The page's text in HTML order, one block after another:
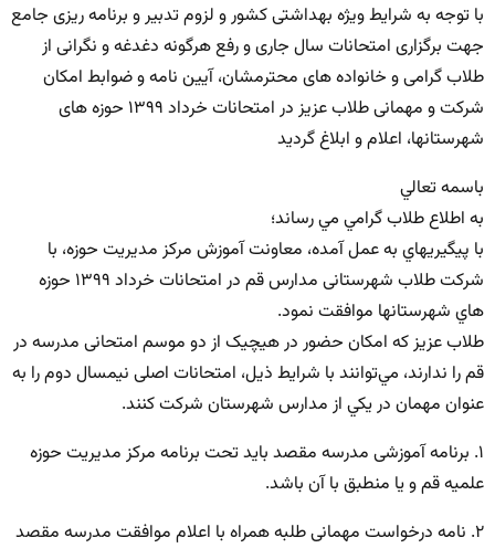
با توجه به شرایط ویژه بهداشتی کشور و لزوم تدبیر و برنامه ریزی جامع
جهت برگزاری امتحانات سال جاری و رفع هرگونه دغدغه و نگرانی از
طلاب گرامی و خانواده های محترمشان، آیین نامه و ضوابط امکان
شرکت و مهمانی طلاب عزیز در امتحانات خرداد ۱۳۹۹ حوزه های
شهرستانها، اعلام و ابلاغ گردید
باسمه تعالي
به اطلاع طلاب گرامي مي رساند؛
با پيگيريهاي به عمل آمده، معاونت آموزش مرکز مدیریت حوزه، با
شركت طلاب شهرستانی مدارس قم در امتحانات خرداد ۱۳۹۹ حوزه
هاي شهرستانها موافقت نمود.
طلاب عزيز که امکان حضور در هیچیک از دو موسم امتحانی مدرسه در
قم را ندارند، مي‌توانند با شرايط ذيل، امتحانات اصلی نيمسال دوم را به
عنوان مهمان در يكي از مدارس شهرستان شركت كنند.
۱. برنامه آموزشی مدرسه مقصد بايد تحت برنامه مركز مديريت حوزه
علميه قم و یا منطبق با آن باشد.
۲. نامه درخواست مهمانی طلبه همراه با اعلام موافقت مدرسه مقصد